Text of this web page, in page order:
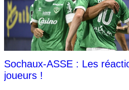
Sochaux-ASSE : Les
joueurs !